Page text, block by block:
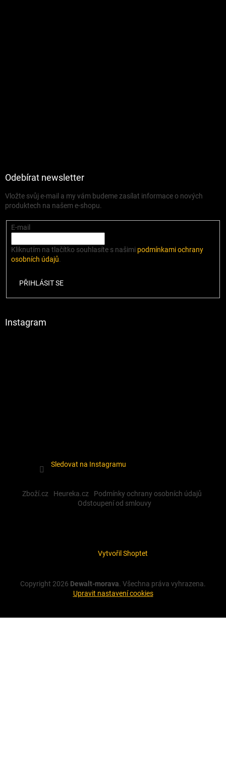
Odebírat newsletter
Vložte svůj e-mail a my vám budeme zasílat informace o nových
produktech na našem e-shopu.
E-mail
Kliknutím na tlačítko souhlasíte s našimi podmínkami ochrany
osobních údajů.
PŘIHLÁSIT SE
Instagram
Sledovat na Instagramu
Zboží.cz Heureka.cz
Podmínky ochrany osobních údajů
Odstoupení od smlouvy
Vytvořil Shoptet
Copyright 2026 Dewalt-morava. Všechna práva vyhrazena.
Upravit nastavení cookies